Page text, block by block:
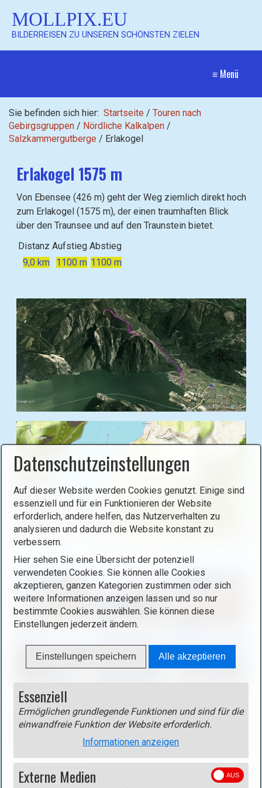
MOLLPIX.EU
BILDERREISEN ZU UNSEREN SCHÖNSTEN ZIELEN
≡ Menü
Sie befinden sich hier: Startseite / Touren nach
Gebirgsgruppen / Nördliche Kalkalpen /
Salzkammergutberge / Erlakogel
Erlakogel 1575 m
Von Ebensee (426 m) geht der Weg ziemlich direkt hoch
zum Erlakogel (1575 m), der einen traumhaften Blick
über den Traunsee und auf den Traunstein bietet.
Distanz Aufstieg Abstieg
9,0 km
1100 m 1100 m
l
d
i
n
L
i
g
t
b
o
x
ö
f
f
n
e
o
p
e
n
i
l
d
i
n
i
g
o
x
ö
f
Track
Datenschutzeinstellungen
Auf dieser Website werden Cookies genutzt. Einige sind
essenziell und für ein Funktionieren der Website
erforderlich, andere helfen, das Nutzerverhalten zu
analysieren und dadurch die Website konstant zu
verbessern.
Hier sehen Sie eine Übersicht der potenziell
verwendeten Cookies. Sie können alle Cookies
akzeptieren, ganzen Kategorien zustimmen oder sich
weitere Informationen anzeigen lassen und so nur
bestimmte Cookies auswählen. Sie können diese
Einstellungen jederzeit ändern.
Einstellungen speichern Alle akzeptieren
Essenziell
Ermöglichen grundlegende Funktionen und sind für die
einwandfreie Funktion der Website erforderlich.
Informationen anzeigen
Externe Medien